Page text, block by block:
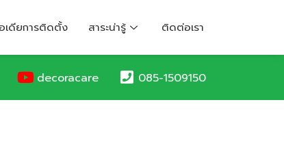
เดียการติดตั้ง สาระน่ารู้ ติดต่อเรา
decoracare 085-1509150